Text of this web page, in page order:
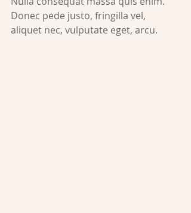
Donec pede justo, fringilla vel,
aliquet nec, vulputate eget, arcu.